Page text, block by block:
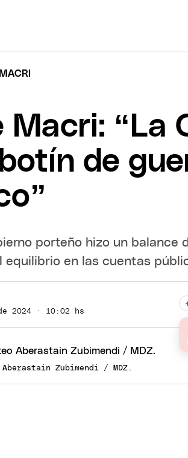
Macri: “La
de
porteño hizo un balance
equilibrio en las cuentas
2024 · 10:02 hs
Zubimendi / MDZ.